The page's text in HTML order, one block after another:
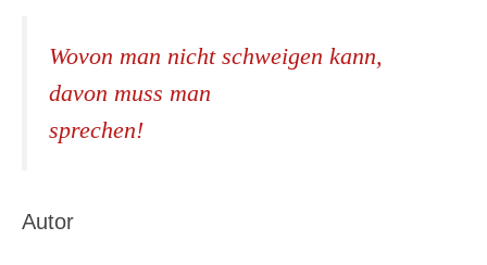
Wovon man nicht schweigen kann,
davon muss man
sprechen!
Autor